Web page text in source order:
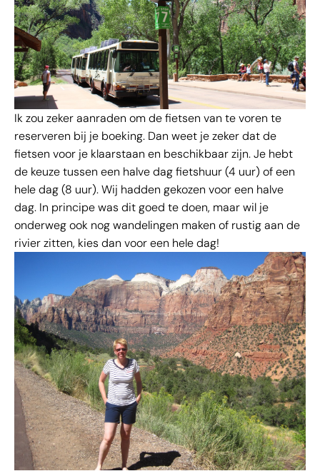
Ik zou zeker aanraden om de fietsen van te voren te
reserveren bij je boeking. Dan weet je zeker dat de
fietsen voor je klaarstaan en beschikbaar zijn. Je hebt
de keuze tussen een halve dag fietshuur (4 uur) of een
hele dag (8 uur). Wij hadden gekozen voor een halve
dag. In principe was dit goed te doen, maar wil je
onderweg ook nog wandelingen maken of rustig aan de
rivier zitten, kies dan voor een hele dag!